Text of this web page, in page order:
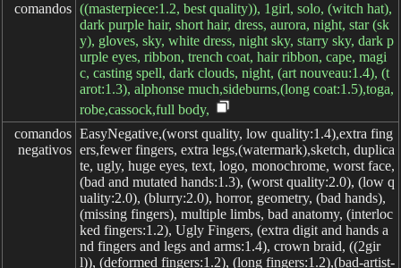
comandos ((masterpiece:1.2, best quality)), 1girl, solo, (witch hat),
dark purple hair, short hair, dress, aurora, night, star (sk
y), gloves, sky, white dress, night sky, starry sky, dark p
urple eyes, ribbon, trench coat, hair ribbon, cape, magi
c, casting spell, dark clouds, night, (art nouveau:1.4), (t
arot:1.3), alphonse much,sideburns,(long coat:1.5),toga,
robe,cassock,full body,
comandos
negativos
EasyNegative,(worst quality, low quality:1.4),extra fing
ers,fewer fingers, extra legs,(watermark),sketch, duplica
te, ugly, huge eyes, text, logo, monochrome, worst face,
(bad and mutated hands:1.3), (worst quality:2.0), (low q
uality:2.0), (blurry:2.0), horror, geometry, (bad hands),
(missing fingers), multiple limbs, bad anatomy, (interloc
ked fingers:1.2), Ugly Fingers, (extra digit and hands a
nd fingers and legs and arms:1.4), crown braid, ((2gir
l)), (deformed fingers:1.2), (long fingers:1.2),(bad-artist-